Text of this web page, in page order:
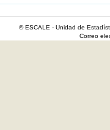
© ESCALE - Unidad de
Correo